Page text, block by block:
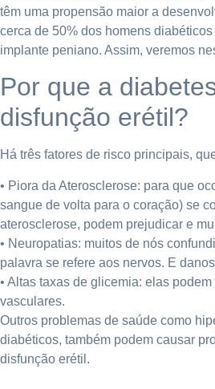
têm uma propensão maior a
cerca de 50% dos homens
implante peniano. Assim, veremos
Por que a
disfunção erétil?
Há três fatores de risco principais,
• Piora da Aterosclerose: para que
sangue de volta para o coração) se
aterosclerose, podem prejudicar e
• Neuropatias: muitos de nós
palavra se refere aos nervos. E
• Altas taxas de glicemia: elas
vasculares.
Outros problemas de saúde como
diabéticos, também podem causar
disfunção erétil.